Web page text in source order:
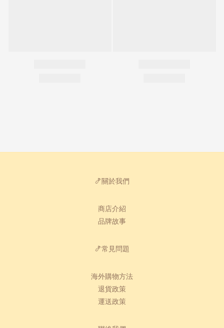
🍤關於我們
商店介紹
品牌故事
🍤常見問題
海外購物方法
退貨政策
運送政策